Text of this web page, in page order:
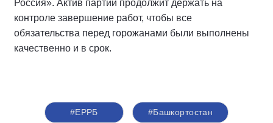
Россия». Актив партии продолжит держать на
контроле завершение работ, чтобы все
обязательства перед горожанами были выполнены
качественно и в срок.
#ЕРРБ #Башкортостан